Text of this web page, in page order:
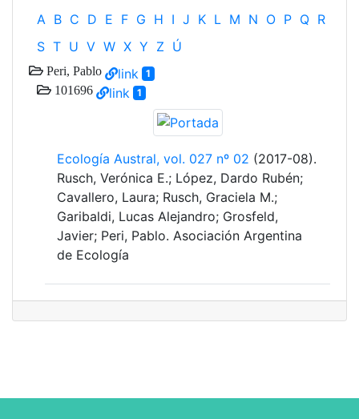
A B C D E F G H I J K L M N O P Q R
S T U V W X Y Z Ú
Peri, Pablo link 1
101696 link 1
Ecología Austral, vol. 027 nº 02 (2017-08).
Rusch, Verónica E.; López, Dardo Rubén;
Cavallero, Laura; Rusch, Graciela M.;
Garibaldi, Lucas Alejandro; Grosfeld,
Javier; Peri, Pablo. Asociación Argentina
de Ecología